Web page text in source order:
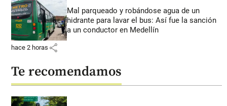
Mal parqueado y robándose agua de un
hidrante para lavar el bus: Así fue la sanción
a un conductor en Medellín
hace 2 horas share
Te recomendamos